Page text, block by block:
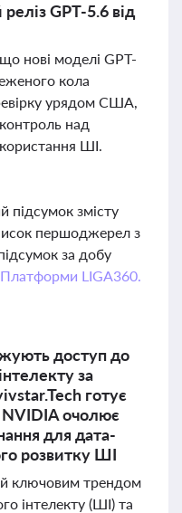
GPT-5.6 від
нові моделі GPT-
кола
урядом США,
над
ШІ.
змісту
першоджерел з
за добу
Платформи LIGA360.
доступ до
за
готує
очолює
для дата-
розвитку ШІ
ключовим трендом
інтелекту (ШІ) та